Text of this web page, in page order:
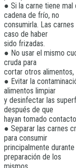
● Si la carne tiene
cadena de frío, no
consumirla. Las
caso de haber
sido frizadas.
● No usar el mismo
cruda para
cortar otros alimentos,
● Evitar la
alimentos limpiar
y desinfectar las
después de que
hayan tomado
● Separar las carnes
para consumir
principalmente
preparación de los